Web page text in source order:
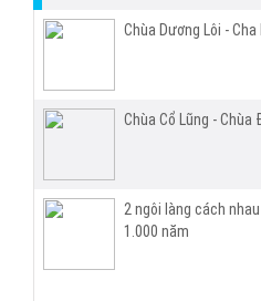
Chùa Dương Lôi - Cha
Chùa Cổ Lũng - Chùa
2 ngôi làng cách
1.000 năm